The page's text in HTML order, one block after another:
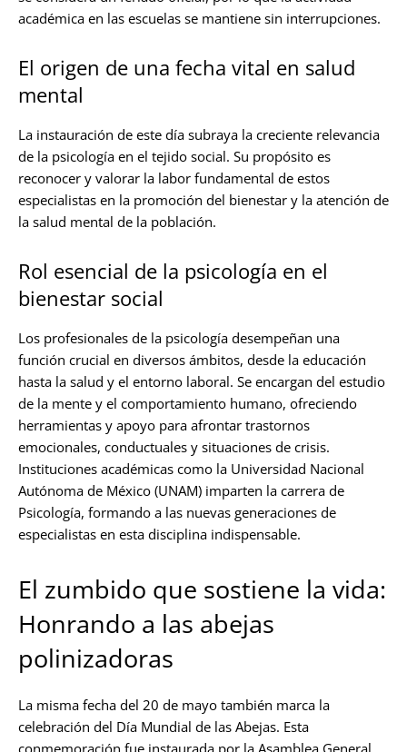
académica en las escuelas se mantiene sin interrupciones.
El origen de una fecha vital en salud
mental
La instauración de este día subraya la creciente relevancia
de la psicología en el tejido social. Su propósito es
reconocer y valorar la labor fundamental de estos
especialistas en la promoción del bienestar y la atención de
la salud mental de la población.
Rol esencial de la psicología en el
bienestar social
Los profesionales de la psicología desempeñan una
función crucial en diversos ámbitos, desde la educación
hasta la salud y el entorno laboral. Se encargan del estudio
de la mente y el comportamiento humano, ofreciendo
herramientas y apoyo para afrontar trastornos
emocionales, conductuales y situaciones de crisis.
Instituciones académicas como la Universidad Nacional
Autónoma de México (UNAM) imparten la carrera de
Psicología, formando a las nuevas generaciones de
especialistas en esta disciplina indispensable.
El zumbido que sostiene la vida:
Honrando a las abejas
polinizadoras
La misma fecha del 20 de mayo también marca la
celebración del Día Mundial de las Abejas. Esta